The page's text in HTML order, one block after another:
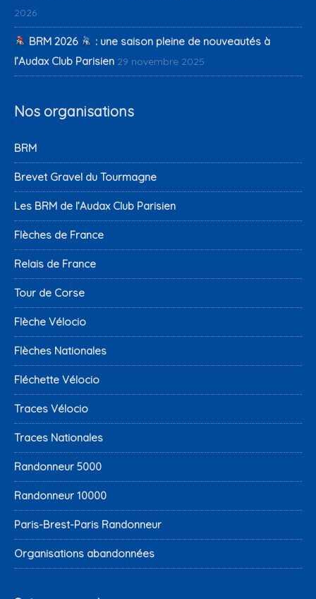
2026
BRM 2026
: une saison pleine de nouveautés à
l’Audax Club Parisien 29 novembre 2025
Nos organisations
BRM
Brevet Gravel du Tourmagne
Les BRM de l’Audax Club Parisien
Flèches de France
Relais de France
Tour de Corse
Flèche Vélocio
Flèches Nationales
Fléchette Vélocio
Traces Vélocio
Traces Nationales
Randonneur 5000
Randonneur 10000
Paris-Brest-Paris Randonneur
Organisations abandonnées